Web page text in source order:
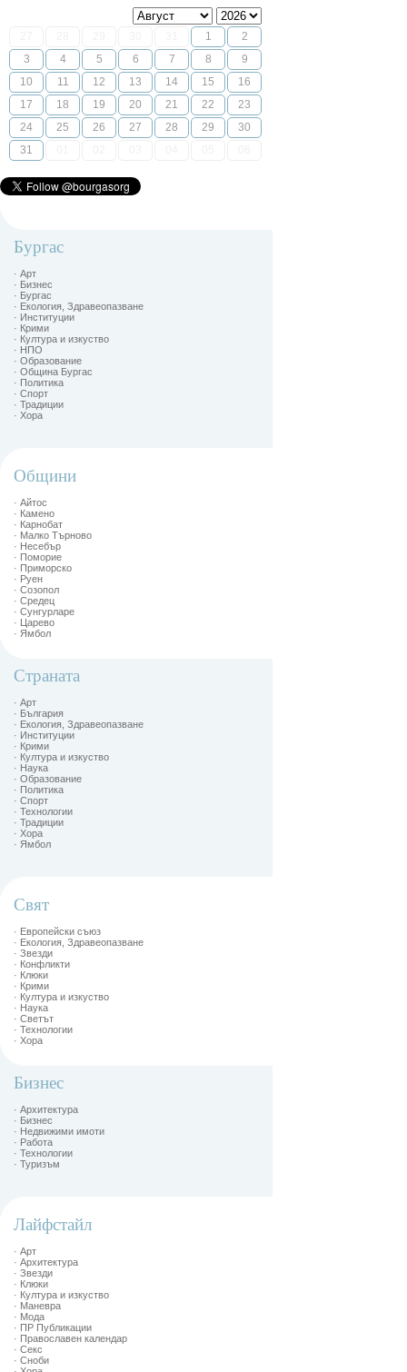
1
2
3
4 5 6 7 8
9
10
11 12 13 14 15
16
17
18 19 20 21 22
23
24
25 26 27 28 29
30
31
Бургас
· Арт
· Бизнес
· Бургас
· Екология, Здравеопазване
· Институции
· Крими
· Култура и изкуство
· НПО
· Образование
· Община Бургас
· Политика
· Спорт
· Традиции
· Хора
Общини
· Айтос
· Камено
· Карнобат
· Малко Търново
· Несебър
· Поморие
· Приморско
· Руен
· Созопол
· Средец
· Сунгурларе
· Царево
· Ямбол
Страната
· Арт
· България
· Екология, Здравеопазване
· Институции
· Крими
· Култура и изкуство
· Наука
· Образование
· Политика
· Спорт
· Технологии
· Традиции
· Хора
· Ямбол
Свят
· Европейски съюз
· Екология, Здравеопазване
· Звезди
· Конфликти
· Клюки
· Крими
· Култура и изкуство
· Наука
· Светът
· Технологии
· Хора
Бизнес
· Архитектура
· Бизнес
· Недвижими имоти
· Работа
· Технологии
· Туризъм
Лайфстайл
· Арт
· Архитектура
· Звезди
· Клюки
· Култура и изкуство
· Маневра
· Мода
· ПР Публикации
· Православен календар
· Секс
· Сноби